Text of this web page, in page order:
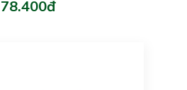
78.400đ